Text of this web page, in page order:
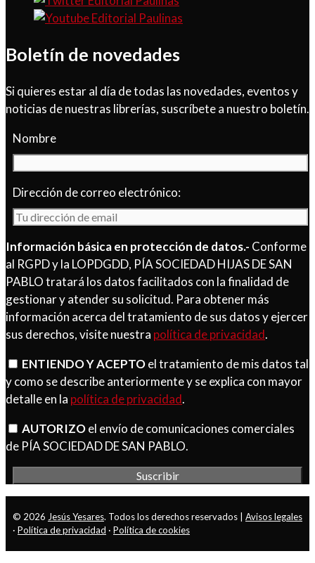
Boletín de novedades
Si quieres estar al día de todas las novedades, eventos y
noticias de nuestras librerías, suscríbete a nuestro boletín.
Nombre
Dirección de correo electrónico:
Información básica en protección de datos.- Conforme
al RGPD y la LOPDGDD, PÍA SOCIEDAD HIJAS DE SAN
PABLO tratará los datos facilitados con la finalidad de
gestionar y atender su solicitud. Para obtener más
información acerca del tratamiento de sus datos y ejercer
sus derechos, visite nuestra política de privacidad.
ENTIENDO Y ACEPTOel tratamiento de mis datos tal
y como se describe anteriormente y se explica con mayor
detalle en la política de privacidad.
AUTORIZOel envío de comunicaciones comerciales
de PÍA SOCIEDAD DE SAN PABLO.
© 2026 Jesús Yesares. Todos los derechos reservados | Avisos legales
· Política de privacidad · Política de cookies